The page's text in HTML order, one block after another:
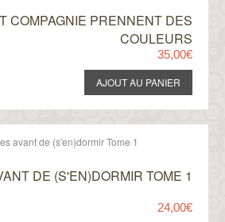
COMPAGNIE PRENNENT DES
COULEURS
35,00€
DE (S'EN)DORMIR TOME 1
24,00€